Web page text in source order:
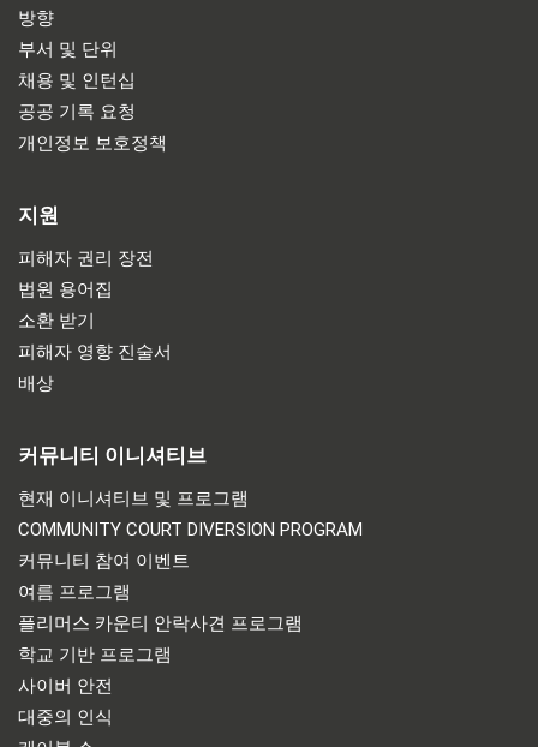
방향
부서 및 단위
채용 및 인턴십
공공 기록 요청
개인정보 보호정책
지원
피해자 권리 장전
법원 용어집
소환 받기
피해자 영향 진술서
배상
커뮤니티 이니셔티브
현재 이니셔티브 및 프로그램
COMMUNITY COURT DIVERSION PROGRAM
커뮤니티 참여 이벤트
여름 프로그램
플리머스 카운티 안락사견 프로그램
학교 기반 프로그램
사이버 안전
대중의 인식